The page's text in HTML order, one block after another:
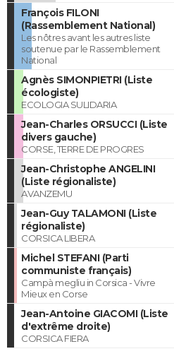
François FILONI
(Rassemblement National)
Les nôtres avant les autres liste
soutenue par le Rassemblement
National
Agnès SIMONPIETRI (Liste
écologiste)
ECOLOGIA SULIDARIA
Jean-Charles ORSUCCI (Liste
divers gauche)
CORSE, TERRE DE PROGRES
Jean-Christophe ANGELINI
(Liste régionaliste)
AVANZEMU
Jean-Guy TALAMONI (Liste
régionaliste)
CORSICA LIBERA
Michel STEFANI (Parti
communiste français)
Campà megliu in Corsica - Vivre
Mieux en Corse
Jean-Antoine GIACOMI (Liste
d'extrême droite)
CORSICA FIERA